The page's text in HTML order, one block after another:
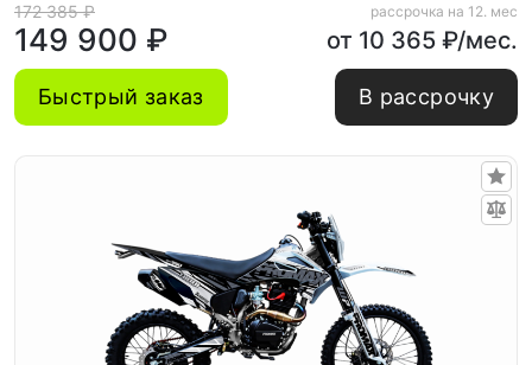
172 385 ₽
149 900 ₽
рассрочка на 12. мес
от 10 365 ₽/мес.
Быстрый заказ В рассрочку